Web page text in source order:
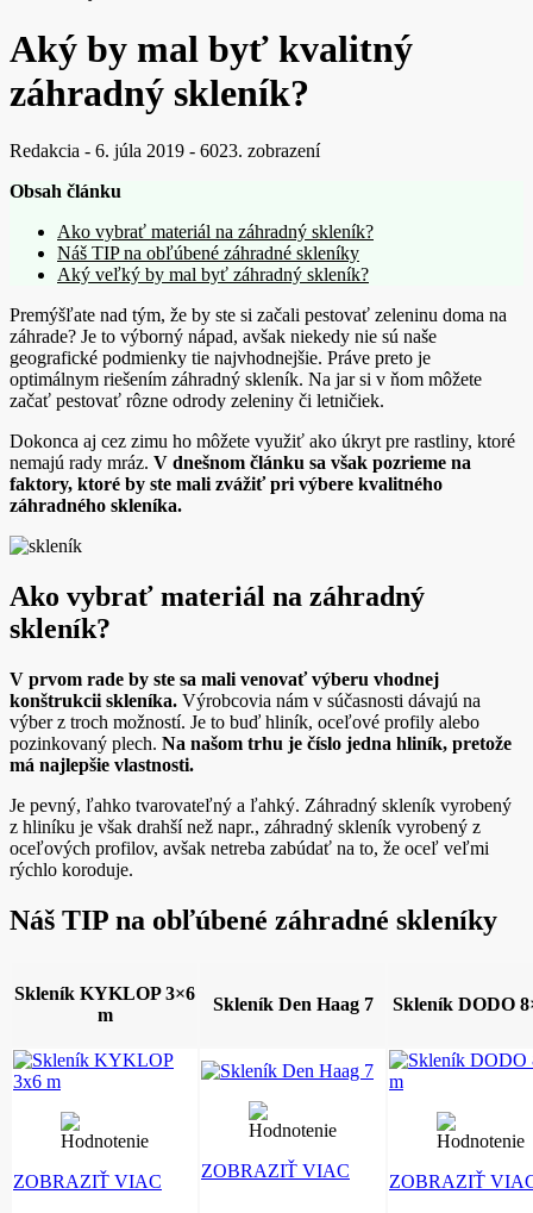
Aký by mal byť kvalitný
záhradný skleník?
Redakcia - 6. júla 2019 - 6023. zobrazení
Obsah článku
Ako vybrať materiál na záhradný skleník?
Náš TIP na obľúbené záhradné skleníky
Aký veľký by mal byť záhradný skleník?
Premýšľate nad tým, že by ste si začali pestovať zeleninu doma na
záhrade? Je to výborný nápad, avšak niekedy nie sú naše
geografické podmienky tie najvhodnejšie. Práve preto je
optimálnym riešením záhradný skleník. Na jar si v ňom môžete
začať pestovať rôzne odrody zeleniny či letničiek.
Dokonca aj cez zimu ho môžete využiť ako úkryt pre rastliny, ktoré
nemajú rady mráz. V dnešnom článku sa však pozrieme na
faktory, ktoré by ste mali zvážiť pri výbere kvalitného
záhradného skleníka.
Ako vybrať materiál na záhradný
skleník?
V prvom rade by ste sa mali venovať výberu vhodnej
konštrukcii skleníka. Výrobcovia nám v súčasnosti dávajú na
výber z troch možností. Je to buď hliník, oceľové profily alebo
pozinkovaný plech. Na našom trhu je číslo jedna hliník, pretože
má najlepšie vlastnosti.
Je pevný, ľahko tvarovateľný a ľahký. Záhradný skleník vyrobený
z hliníku je však drahší než napr., záhradný skleník vyrobený z
oceľových profilov, avšak netreba zabúdať na to, že oceľ veľmi
rýchlo koroduje.
Náš TIP na obľúbené záhradné skleníky
Skleník KYKLOP 3×6
m
Skleník Den Haag 7 Skleník DODO
ZOBRAZIŤ VIAC
ZOBRAZIŤ VIAC
ZOBRAZIŤ